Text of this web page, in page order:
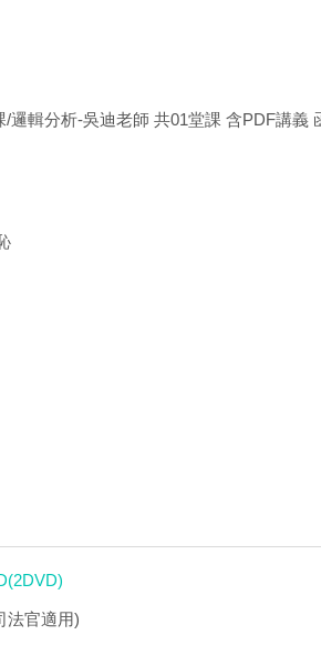
輯分析-吳迪老師 共01堂課 含PDF講義
法官適用)